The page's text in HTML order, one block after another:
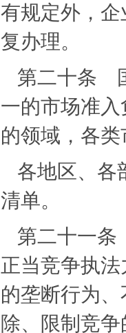
有规定外，
复办理。
第二十条
一的市场准
的领域，各
各地区、各
清单。
第二十一
正当竞争执
的垄断行为
除、限制竞